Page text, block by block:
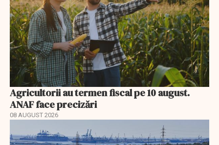
Agricultorii au termen fiscal pe 10 august.
ANAF face precizări
08 AUGUST 2026